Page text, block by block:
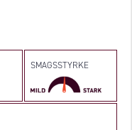
SMAGSSTYRKE